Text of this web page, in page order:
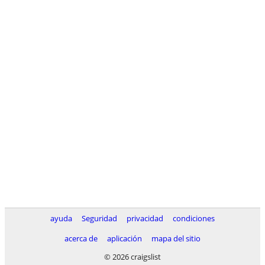
ayuda Seguridad privacidad
condiciones
acerca de
aplicación
mapa del sitio
© 2026 craigslist